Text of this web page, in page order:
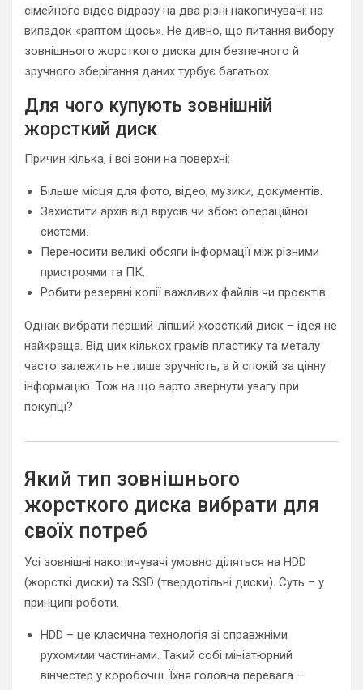
сімейного відео відразу на два різні накопичувачі: на
випадок «раптом щось». Не дивно, що питання вибору
зовнішнього жорсткого диска для безпечного й
зручного зберігання даних турбує багатьох.
Для чого купують зовнішній
жорсткий диск
Причин кілька, і всі вони на поверхні:
Більше місця для фото, відео, музики, документів.
Захистити архів від вірусів чи збою операційної
системи.
Переносити великі обсяги інформації між різними
пристроями та ПК.
Робити резервні копії важливих файлів чи проєктів.
Однак вибрати перший-ліпший жорсткий диск – ідея не
найкраща. Від цих кількох грамів пластику та металу
часто залежить не лише зручність, а й спокій за цінну
інформацію. Тож на що варто звернути увагу при
покупці?
Який тип зовнішнього
жорсткого диска вибрати для
своїх потреб
Усі зовнішні накопичувачі умовно діляться на HDD
(жорсткі диски) та SSD (твердотільні диски). Суть – у
принципі роботи.
HDD – це класична технологія зі справжніми
рухомими частинами. Такий собі мініатюрний
вінчестер у коробочці. Їхня головна перевага –